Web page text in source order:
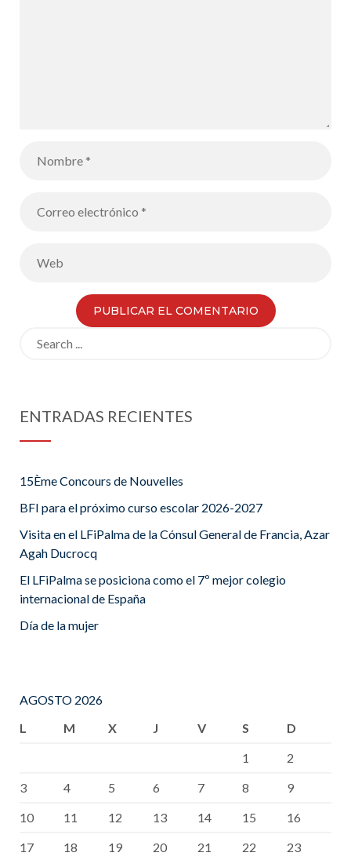
dinamismo
ENTRADAS RECIENTES
15Ème Concours de Nouvelles
BFI para el próximo curso escolar 2026-2027
Visita en el LFiPalma de la Cónsul General de Francia, Azar
Agah Ducrocq
El LFiPalma se posiciona como el 7º mejor colegio
internacional de España
Día de la mujer
AGOSTO 2026
L
M X J V S
D
1
2
3
4 5 6 7 8
9
10
11 12 13 14 15
16
17
18 19 20 21 22 23